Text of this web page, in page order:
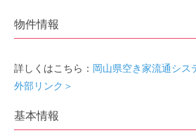
物件情報
詳しくはこちら： 岡山県空き家流通シス
外部リンク＞
基本情報